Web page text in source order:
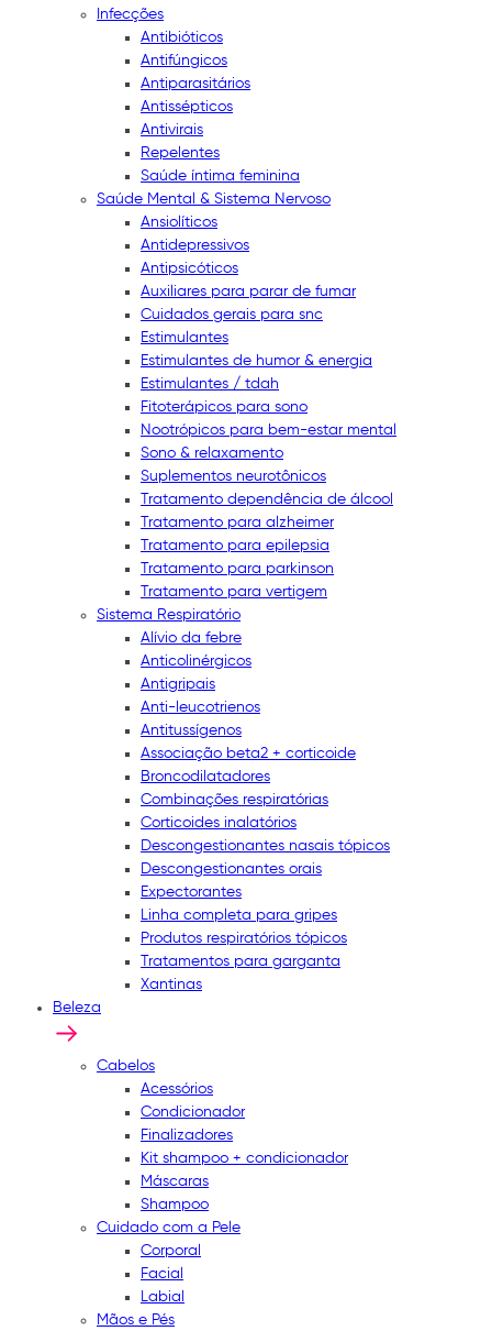
Infecções
Antibióticos
Antifúngicos
Antiparasitários
Antissépticos
Antivirais
Repelentes
Saúde íntima feminina
Saúde Mental & Sistema Nervoso
Ansiolíticos
Antidepressivos
Antipsicóticos
Auxiliares para parar de fumar
Cuidados gerais para snc
Estimulantes
Estimulantes de humor & energia
Estimulantes / tdah
Fitoterápicos para sono
Nootrópicos para bem-estar mental
Sono & relaxamento
Suplementos neurotônicos
Tratamento dependência de álcool
Tratamento para alzheimer
Tratamento para epilepsia
Tratamento para parkinson
Tratamento para vertigem
Sistema Respiratório
Alívio da febre
Anticolinérgicos
Antigripais
Anti-leucotrienos
Antitussígenos
Associação beta2 + corticoide
Broncodilatadores
Combinações respiratórias
Corticoides inalatórios
Descongestionantes nasais tópicos
Descongestionantes orais
Expectorantes
Linha completa para gripes
Produtos respiratórios tópicos
Tratamentos para garganta
Xantinas
Beleza
Cabelos
Acessórios
Condicionador
Finalizadores
Kit shampoo + condicionador
Máscaras
Shampoo
Cuidado com a Pele
Corporal
Facial
Labial
Mãos e Pés